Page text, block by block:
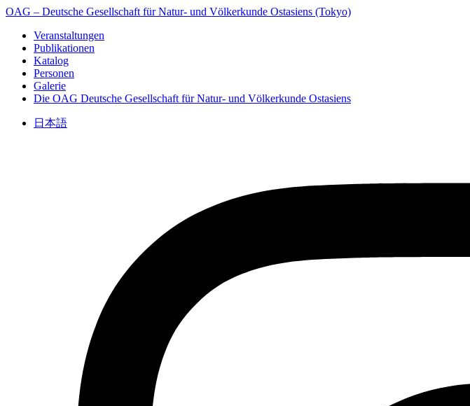
OAG – Deutsche Gesellschaft für Natur- und Völkerkunde Ostasiens (Tokyo)
Veranstaltungen
Publikationen
Katalog
Personen
Galerie
Die OAG Deutsche Gesellschaft für Natur- und Völkerkunde Ostasiens
日本語